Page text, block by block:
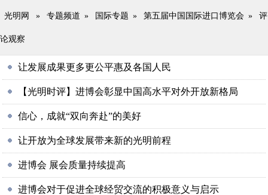
光明网 » 专题频道 » 国际专题 » 第五届中国国际进口博览会 » 评
论观察
让发展成果更多更公平惠及各国人民
【光明时评】进博会彰显中国高水平对外开放新格局
信心，成就“双向奔赴”的美好
让开放为全球发展带来新的光明前程
进博会 展会质量持续提高
进博会对于促进全球经贸交流的积极意义与启示